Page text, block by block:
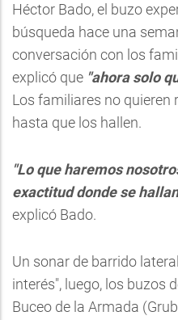
Héctor Bado, el buzo
búsqueda hace una
conversación con los
explicó que "ahora solo
Los familiares no quieren
hasta que los hallen.
"Lo que haremos
exactitud donde se
explicó Bado.
Un sonar de barrido
interés", luego, los buzos
Buceo de la Armada